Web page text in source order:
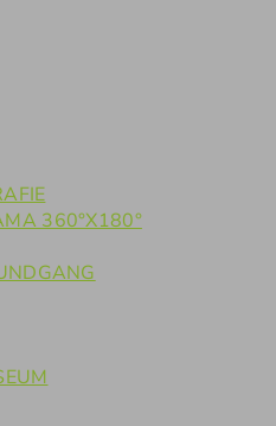
360°X180°